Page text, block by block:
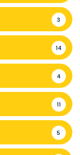
3
14
4
11
5